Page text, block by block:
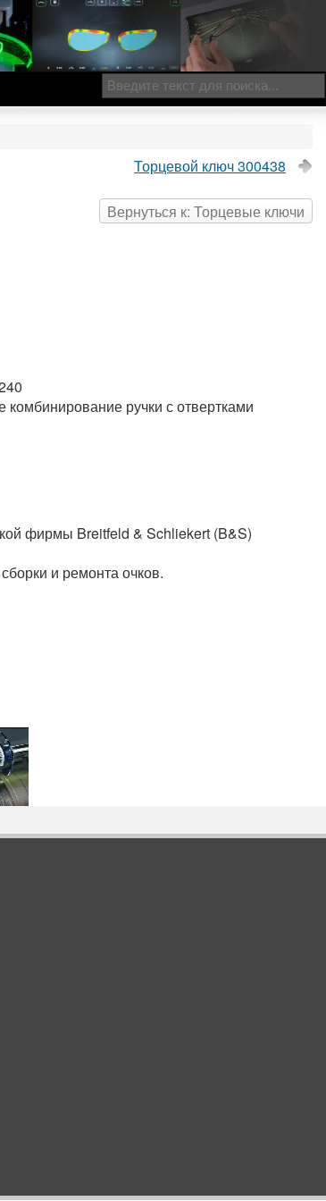
Торцевой ключ 300438
Вернуться к: Торцевые ключи
ручки с отвертками
фирмы Breitfeld & Schliekert (B&S)
и ремонта очков.